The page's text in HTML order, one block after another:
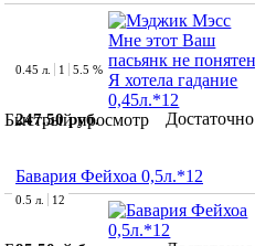
Быстрый просмотр
0.45 л. 1 5.5 %
247.50 руб. Достаточно
Бавария Фейхоа 0,5л.*12
0.5 л. 12